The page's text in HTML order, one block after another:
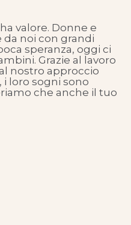
valore. Donne e
da noi con grandi
speranza, oggi ci
Grazie al lavoro
nostro approccio
loro sogni sono
che anche il tuo